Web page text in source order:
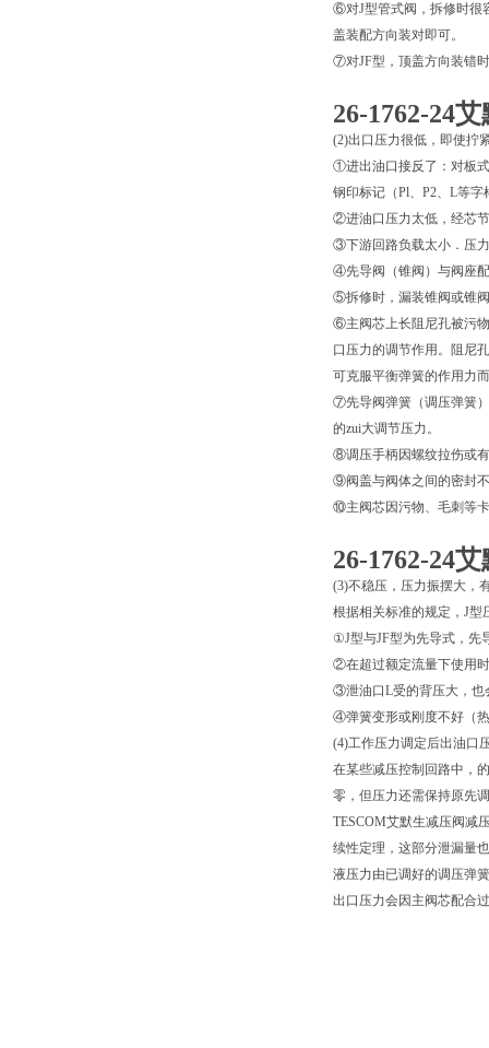
⑥对J型管式阀，拆修时很
盖装配方向装对即可。
⑦对JF型，顶盖方向装错
26-1762-24
(2)出口压力很低，即使拧
①进出油口接反了：对板
钢印标记（Pl、P2、L等
②进油口压力太低，经芯
③下游回路负载太小．压
④先导阀（锥阀）与阀座
⑤拆修时，漏装锥阀或锥
⑥主阀芯上长阻尼孔被污
口压力的调节作用。阻尼
可克服平衡弹簧的作用力
⑦先导阀弹簧（调压弹簧
的zui大调节压力。
⑧调压手柄因螺纹拉伤或
⑨阀盖与阀体之间的密封
⑩主阀芯因污物、毛刺等
26-1762-24
(3)不稳压，压力振摆大，
根据相关标准的规定，J型
①J型与JF型为先导式，先
②在超过额定流量下使用
③泄油口L受的背压大，也
④弹簧变形或刚度不好（
(4)工作压力调定后出油口
在某些减压控制回路中，
零，但压力还需保持原先
TESCOM艾默生减压阀减
续性定理，这部分泄漏量
液压力由已调好的调压弹
出口压力会因主阀芯配合